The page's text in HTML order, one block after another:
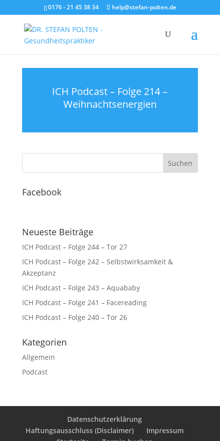
0176 - 21 45 38 34 help@stefan-polten.de
ICH Podcast – Folge 214 –
Weihnachtsenergien
Facebook
Neueste Beiträge
ICH Podcast – Folge 244 – Tor 27
ICH Podcast – Folge 242 – Selbstwirksamkeit &
Akzeptanz
ICH Podcast – Folge 243 – Aquababy
ICH Podcast – Folge 241 – Facereading
ICH Podcast – Folge 240 – Tor 26
Kategorien
Allgemein
Podcast
Datenschutzerklärung
Haftungsausschluss (Disclaimer)
Impressum